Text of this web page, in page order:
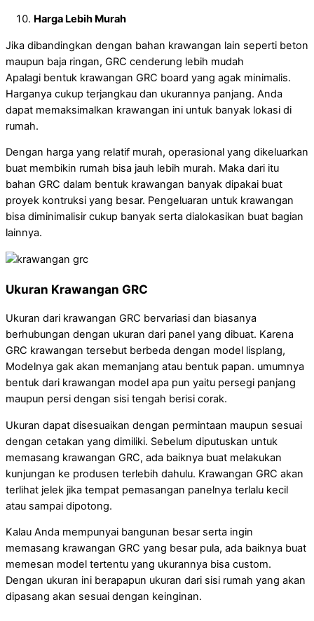
Harga Lebih Murah
Jika dibandingkan dengan bahan krawangan lain seperti beton
maupun baja ringan, GRC cenderung lebih mudah
Apalagi bentuk krawangan GRC board yang agak minimalis.
Harganya cukup terjangkau dan ukurannya panjang. Anda
dapat memaksimalkan krawangan ini untuk banyak lokasi di
rumah.
Dengan harga yang relatif murah, operasional yang dikeluarkan
buat membikin rumah bisa jauh lebih murah. Maka dari itu
bahan GRC dalam bentuk krawangan banyak dipakai buat
proyek kontruksi yang besar. Pengeluaran untuk krawangan
bisa diminimalisir cukup banyak serta dialokasikan buat bagian
lainnya.
Ukuran Krawangan GRC
Ukuran dari krawangan GRC bervariasi dan biasanya
berhubungan dengan ukuran dari panel yang dibuat. Karena
GRC krawangan tersebut berbeda dengan model lisplang,
Modelnya gak akan memanjang atau bentuk papan. umumnya
bentuk dari krawangan model apa pun yaitu persegi panjang
maupun persi dengan sisi tengah berisi corak.
Ukuran dapat disesuaikan dengan permintaan maupun sesuai
dengan cetakan yang dimiliki. Sebelum diputuskan untuk
memasang krawangan GRC, ada baiknya buat melakukan
kunjungan ke produsen terlebih dahulu. Krawangan GRC akan
terlihat jelek jika tempat pemasangan panelnya terlalu kecil
atau sampai dipotong.
Kalau Anda mempunyai bangunan besar serta ingin
memasang krawangan GRC yang besar pula, ada baiknya buat
memesan model tertentu yang ukurannya bisa custom.
Dengan ukuran ini berapapun ukuran dari sisi rumah yang akan
dipasang akan sesuai dengan keinginan.